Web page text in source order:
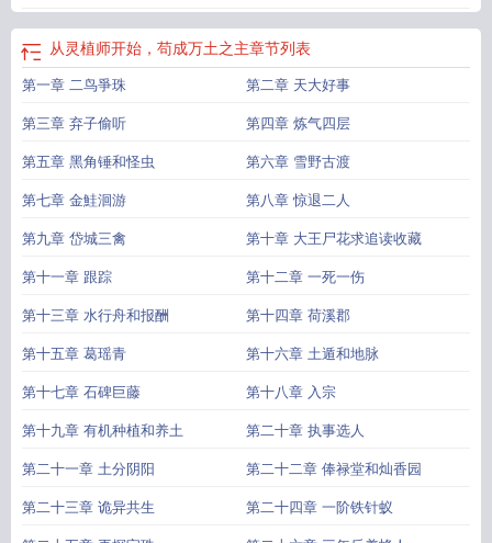
从灵植师开始，苟成万土之主章节列表
第一章 二鸟爭珠 第二章 天大好事
第三章 弃子偷听 第四章 炼气四层
第五章 黑角锤和怪虫 第六章 雪野古渡
第七章 金鮭洄游 第八章 惊退二人
第九章 岱城三禽 第十章 大王尸花求追读收藏
第十一章 跟踪 第十二章 一死一伤
第十三章 水行舟和报酬 第十四章 荷溪郡
第十五章 葛瑶青 第十六章 土遁和地脉
第十七章 石碑巨藤 第十八章 入宗
第十九章 有机种植和养土 第二十章 执事选人
第二十一章 土分阴阳 第二十二章 俸禄堂和灿香园
第二十三章 诡异共生 第二十四章 一阶铁针蚁